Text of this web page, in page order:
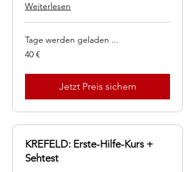
Weiterlesen
Tage werden geladen ...
40
Euro
40 €
Jetzt Preis sichern
KREFELD: Erste-Hilfe-Kurs +
Sehtest